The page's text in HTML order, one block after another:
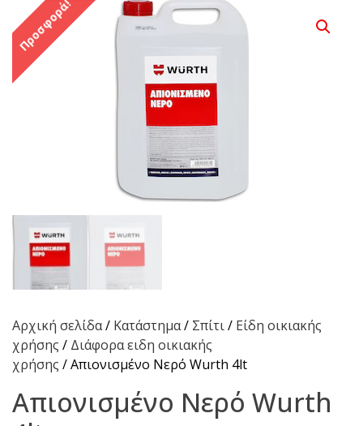
Προσφορά!
Αρχική σελίδα/ Κατάστημα/ Σπίτι/ Είδη οικιακής
χρήσης / Διάφορα ειδη οικιακής
χρήσης / Απιονισμένο Νερό Wurth 4lt
Απιονισμένο Νερό Wurth